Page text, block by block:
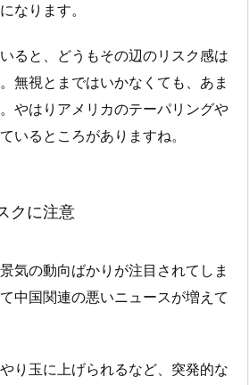
なります。
ると、どうもその辺のリスク感は
無視とまではいかなくても、あま
やはりアメリカのテーパリングや
いるところがありますね。
クに注意
気の動向ばかりが注目されてしま
中国関連の悪いニュースが増えて
り玉に上げられるなど、突発的な